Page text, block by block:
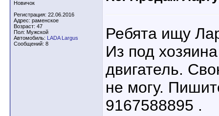
Новичок
Регистрация: 22.06.2016
Адрес: раменское
Возраст: 47
Пол: Мужской
Автомобиль: LADA Largus
Сообщений: 8
Ребята ищу
Из под
двигатель.
не могу.
9167588895 .